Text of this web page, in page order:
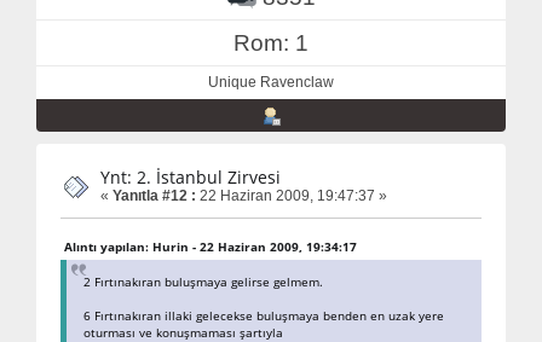
Rom: 1
Unique Ravenclaw
Ynt: 2. İstanbul Zirvesi
« Yanıtla #12 : 22 Haziran 2009, 19:47:37 »
Alıntı yapılan: Hurin - 22 Haziran 2009, 19:34:17
2 Fırtınakıran buluşmaya gelirse gelmem.
6 Fırtınakıran illaki gelecekse buluşmaya benden en uzak yere
oturması ve konuşmaması şartıyla